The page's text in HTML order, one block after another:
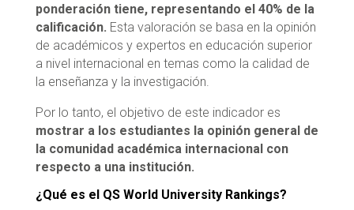
ponderación tiene, representando el 40% de la
calificación. Esta valoración se basa en la opinión
de académicos y expertos en educación superior
a nivel internacional en temas como la calidad de
la enseñanza y la investigación.
Por lo tanto, el objetivo de este indicador es
mostrar a los estudiantes la opinión general de
la comunidad académica internacional con
respecto a una institución.
¿Qué es el QS World University Rankings?